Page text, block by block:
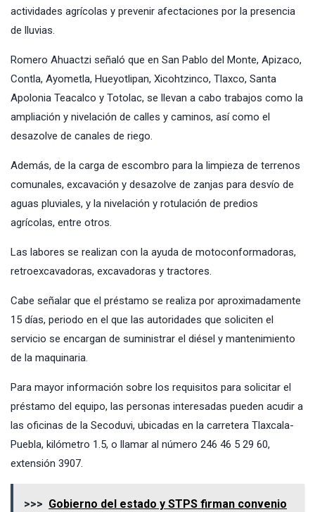
actividades agrícolas y prevenir afectaciones por la presencia
de lluvias.
Romero Ahuactzi señaló que en San Pablo del Monte, Apizaco,
Contla, Ayometla, Hueyotlipan, Xicohtzinco, Tlaxco, Santa
Apolonia Teacalco y Totolac, se llevan a cabo trabajos como la
ampliación y nivelación de calles y caminos, así como el
desazolve de canales de riego.
Además, de la carga de escombro para la limpieza de terrenos
comunales, excavación y desazolve de zanjas para desvío de
aguas pluviales, y la nivelación y rotulación de predios
agrícolas, entre otros.
Las labores se realizan con la ayuda de motoconformadoras,
retroexcavadoras, excavadoras y tractores.
Cabe señalar que el préstamo se realiza por aproximadamente
15 días, periodo en el que las autoridades que soliciten el
servicio se encargan de suministrar el diésel y mantenimiento
de la maquinaria.
Para mayor información sobre los requisitos para solicitar el
préstamo del equipo, las personas interesadas pueden acudir a
las oficinas de la Secoduvi, ubicadas en la carretera Tlaxcala-
Puebla, kilómetro 1.5, o llamar al número 246 46 5 29 60,
extensión 3907.
>>> Gobierno del estado y STPS firman convenio